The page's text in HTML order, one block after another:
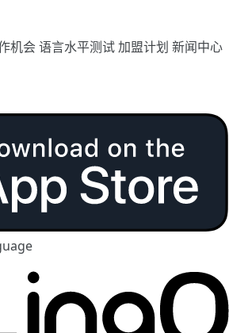
机会语言水平测试加盟计划 新闻中心